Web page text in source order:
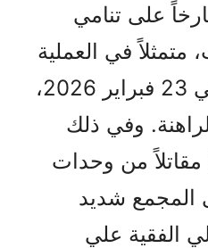
على تنامي
في العملية
النوعية التي جرت في 23 فبراير 2026،
وفي ذلك
اليوم، شن نحو 250 مقاتلاً من وحدات
المجمع شديد
الفقیة علي